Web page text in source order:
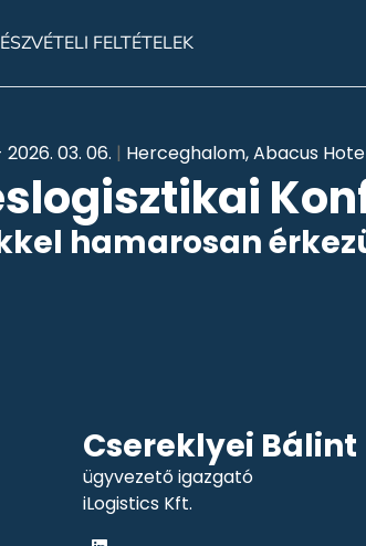
FELTÉTELEK
03. 06. | Herceghalom, Abacus
hamarosan
Csereklyei Bálint
ügyvezető igazgató
iLogistics Kft.